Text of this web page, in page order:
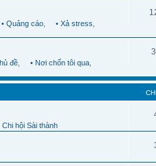
• Quảng cáo • Xả stress
đề • Nơi chốn tôi qua
Chi hội Sài thành